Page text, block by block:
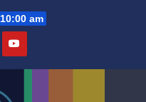
10:00 am